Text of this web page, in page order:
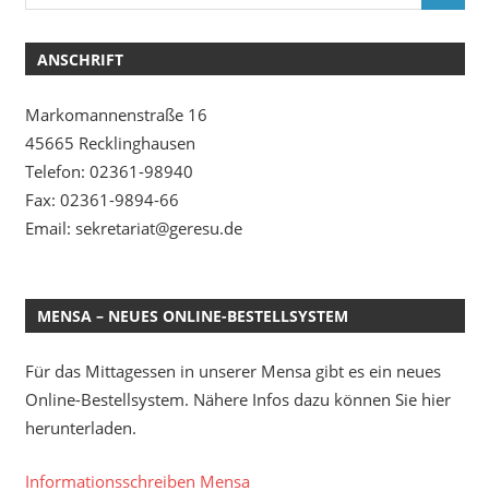
ANSCHRIFT
Markomannenstraße 16
45665 Recklinghausen
Telefon: 02361-98940
Fax: 02361-9894-66
Email: sekretariat@geresu.de
MENSA – NEUES ONLINE-BESTELLSYSTEM
Für das Mittagessen in unserer Mensa gibt es ein neues
Online-Bestellsystem. Nähere Infos dazu können Sie hier
herunterladen.
Informationsschreiben Mensa